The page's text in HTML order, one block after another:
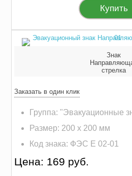
Купить
Знак
стрелка
Заказать в один клик
Группа: "Эвакуационные
Размер: 200 х 200 мм
Код знака: ФЭС E 02-01
Цена: 169 руб.